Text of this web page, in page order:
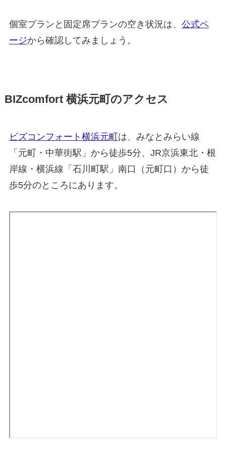
個室プランと固定席プランの空き状況は、 公式ペ
ージから確認してみましょう。
BIZcomfort 横浜元町のアクセス
ビズコンフォート横浜元町 は、みなとみらい線
「元町・中華街駅」から徒歩5分、JR京浜東北・根
岸線・横浜線「石川町駅」南口（元町口）から徒
歩5分のところにあります。